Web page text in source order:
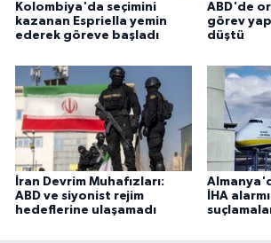
Kolombiya'da seçimini
kazanan Espriella yemin
ederek göreve başladı
ABD'de
görev
düştü
İran Devrim Muhafızları:
ABD ve siyonist rejim
hedeflerine ulaşamadı
İHA